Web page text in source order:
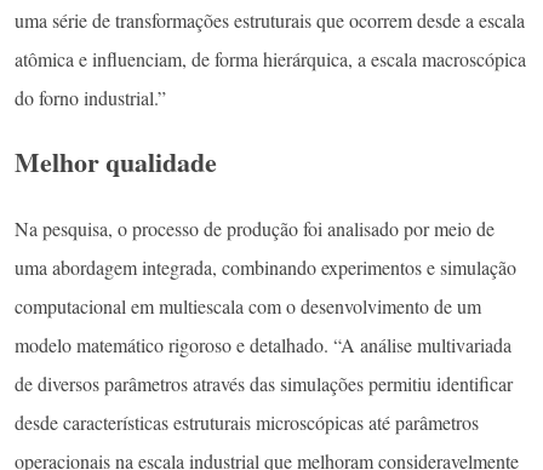
uma série de transformações estruturais que ocorrem desde a escala
atômica e influenciam, de forma hierárquica, a escala macroscópica
do forno industrial.”
Melhor qualidade
Na pesquisa, o processo de produção foi analisado por meio de
uma abordagem integrada, combinando experimentos e simulação
computacional em multiescala com o desenvolvimento de um
modelo matemático rigoroso e detalhado. “A análise multivariada
de diversos parâmetros através das simulações permitiu identificar
desde características estruturais microscópicas até parâmetros
operacionais na escala industrial que melhoram consideravelmente